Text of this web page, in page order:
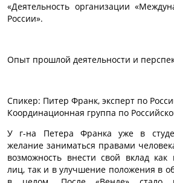
«Деятельность организации
России».
Опыт прошлой деятельности и
Спикер: Питер Франк, эксперт по
Координационная группа по
У г-на Петера Франка уже в
желание заниматься правами
возможность внести свой вклад
лиц, так и в улучшение положения в